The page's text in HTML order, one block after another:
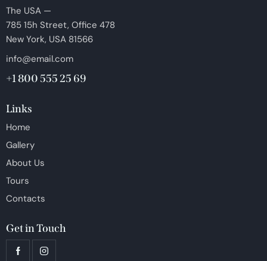
The USA —
785 15h Street, Office 478
New York, USA 81566
info@email.com
+1 800 555 25 69
Links
Home
Gallery
About Us
Tours
Contacts
Get in Touch